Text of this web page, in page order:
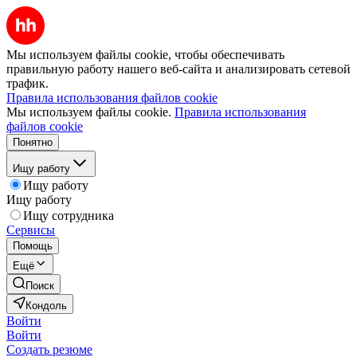
Мы используем файлы cookie, чтобы обеспечивать
правильную работу нашего веб-сайта и анализировать сетевой
трафик.
Правила использования файлов cookie
Мы используем файлы cookie. Правила использования
файлов cookie
Понятно
Ищу работу
Ищу работу
Ищу работу
Ищу сотрудника
Сервисы
Помощь
Ещё
Поиск
Кондоль
Войти
Войти
Создать резюме